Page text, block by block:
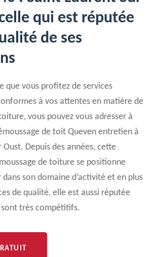
qui est réputée
de ses
que vous profitez de services
à vos attentes en matière de
vous pouvez vous adresser à
de toit Queven entretien à
Oust. Depuis des années, cette
de toiture se positionne
son domaine d’activité et en plus
de qualité, elle est aussi réputée
sont très compétitifs.